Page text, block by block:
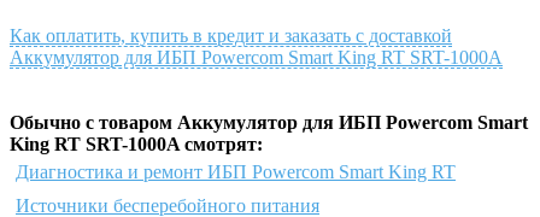
Как оплатить, купить в кредит и заказать с доставкой
Аккумулятор для ИБП Powercom Smart King RT SRT-1000A
Обычно с товаром Аккумулятор для ИБП Powercom Smart
King RT SRT-1000A смотрят:
Диагностика и ремонт ИБП Powercom Smart King RT
Источники бесперебойного питания